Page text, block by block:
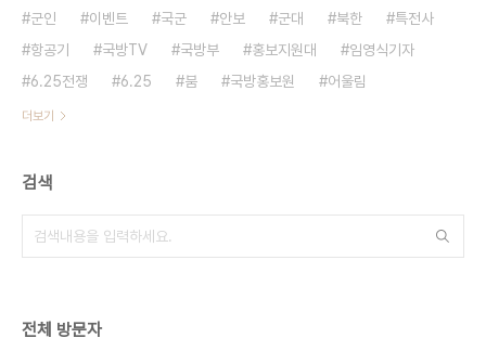
군인
이벤트 국군 안보 군대 북한
특전사
항공기
국방TV 국방부 홍보지원대
임영식기자
6.25전쟁
6.25 붐 국방홍보원 어울림
더보기
검색
전체 방문자